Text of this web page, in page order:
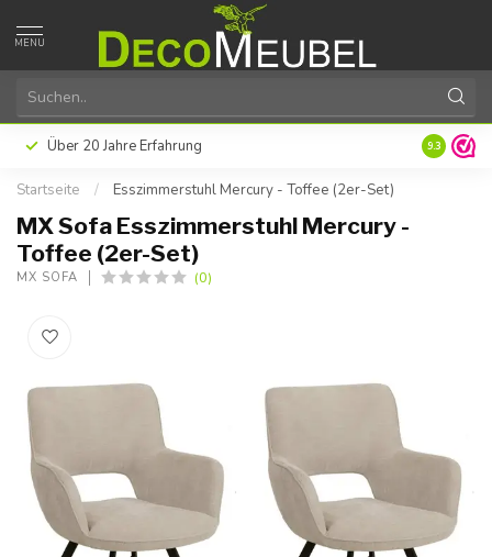
MENU
Über 20 Jahre Erfahrung 9.3
Startseite / Esszimmerstuhl Mercury - Toffee (2er-Set)
MX Sofa Esszimmerstuhl Mercury -
Toffee (2er-Set)
MX SOFA (0)